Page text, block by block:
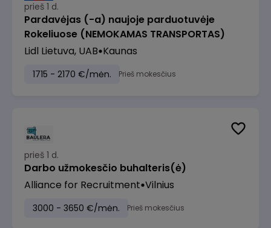
prieš 1 d.
Pardavėjas (-a) naujoje parduotuvėje
Rokeliuose (NEMOKAMAS TRANSPORTAS)
Lidl Lietuva, UAB Kaunas
1715 - 2170 €/mėn. Prieš mokesčius
prieš 1 d.
Darbo užmokesčio buhalteris(ė)
Alliance for Recruitment Vilnius
3000 - 3650 €/mėn. Prieš mokesčius